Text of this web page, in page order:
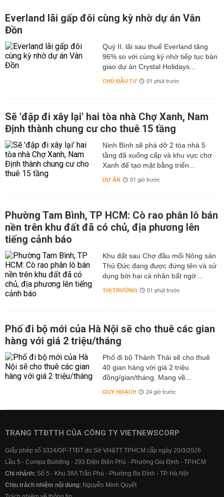
Everland lãi gấp đôi cùng kỳ nhờ dự án Vân
Đồn
Quý II, lãi sau thuế Everland tăng
96% so với cùng kỳ nhờ tiếp tục bàn
giao dự án Crystal Holidays...
CHỦ ĐẦU TƯ 01 phút trước
Sẽ 'đập đi xây lại' hai tòa nhà Chợ Xanh, Nam
Định thành chung cư cho thuê 15 tầng
Ninh Bình sẽ phá dỡ 2 tòa nhà 5
tầng đã xuống cấp và khu vực chợ
Xanh để tạo mặt bằng triển...
DỰ ÁN 01 giờ trước
Phường Tam Bình, TP HCM: Cò rao phân lô bán
nền trên khu đất đã có chủ, địa phương lên
tiếng cảnh báo
Khu đất sau Chợ đầu mối Nông sản
Thủ Đức đang được đứng tên và sử
dụng bởi hai cá nhân bất ngờ...
THỊ TRƯỜNG 01 phút trước
Phố đi bộ mới của Hà Nội sẽ cho thuê các gian
hàng với giá 2 triệu/tháng
Phố đi bộ Thành Thái sẽ cho thuê
40 gian hàng với giá 2 triệu
đồng/gian/tháng. Mang về...
QUY HOẠCH 24 giờ trước
TRANG TTĐTTH CỦA CÔNG TY VIETNEWSCORP
Giấy phép số 3324/GP-TTĐT do Sở VH&TT TPHCM cấp ngày 20/3/2026
Lầu 5 - Compa Building - 293 Điện Biên Phủ - Phường Gia Định - TP.HCM
Chi nhánh: Số 5 - Khu 38A Trần Phú - Phường Ba Đình - TP. Hà Nội
Chịu trách nhiệm nội dung: Nguyễn Minh Quyết